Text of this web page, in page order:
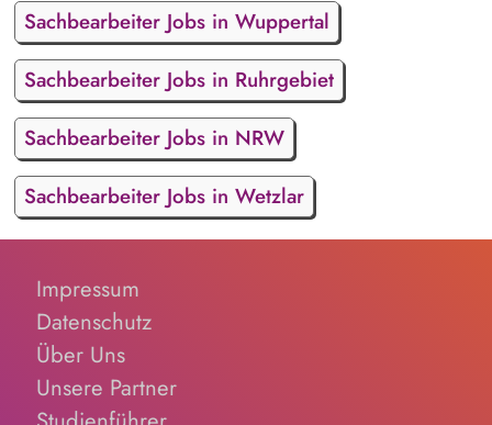
Sachbearbeiter Jobs in Wuppertal
Sachbearbeiter Jobs in Ruhrgebiet
Sachbearbeiter Jobs in NRW
Sachbearbeiter Jobs in Wetzlar
Impressum
Datenschutz
Über Uns
Unsere Partner